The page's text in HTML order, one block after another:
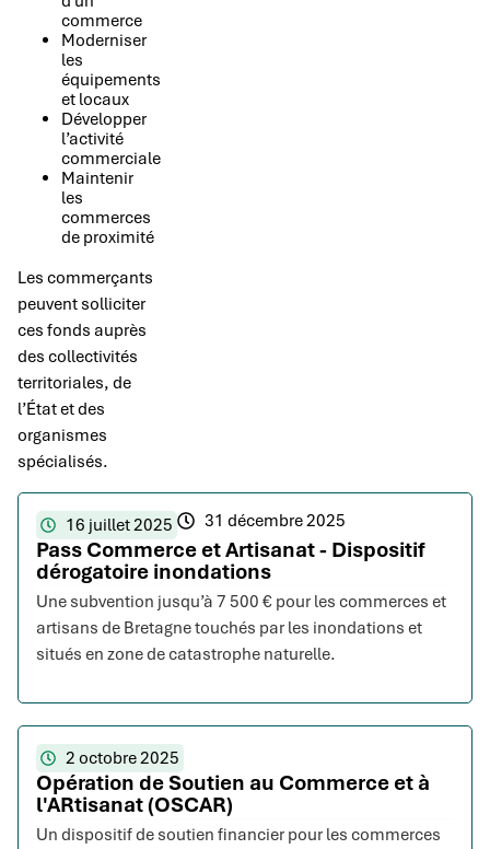
commerce
Moderniser
les
équipements
et locaux
Développer
l’activité
commerciale
Maintenir
les
commerces
de proximité
Les commerçants
peuvent solliciter
ces fonds auprès
des collectivités
territoriales, de
l’État et des
organismes
spécialisés.
16 juillet 2025 31 décembre 2025
Pass Commerce et Artisanat - Dispositif
dérogatoire inondations
Une subvention jusqu’à 7 500 € pour les commerces et
artisans de Bretagne touchés par les inondations et
situés en zone de catastrophe naturelle.
2 octobre 2025
Opération de Soutien au Commerce et à
l'ARtisanat (OSCAR)
Un dispositif de soutien financier pour les commerces